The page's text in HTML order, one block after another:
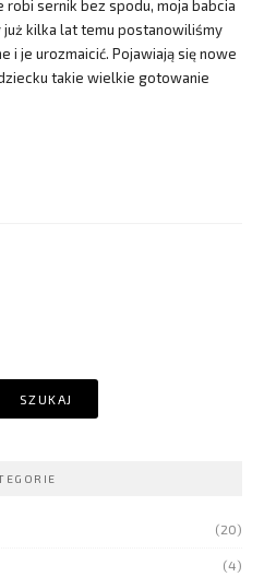
sernik bez spodu, moja babcia
już kilka lat temu postanowiliśmy
i je urozmaicić. Pojawiają się nowe
takie wielkie gotowanie
(20)
(4)